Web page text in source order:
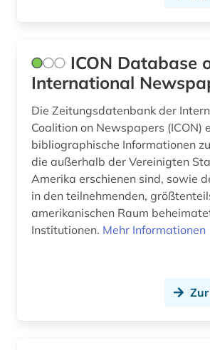
ICON Database
International
Die Zeitungsdatenbank der
Coalition on Newspapers (ICON)
bibliographische Informationen
die außerhalb der Vereinigten
Amerika erschienen sind, sowie
in den teilnehmenden,
amerikanischen Raum
Institutionen. Mehr Informationen